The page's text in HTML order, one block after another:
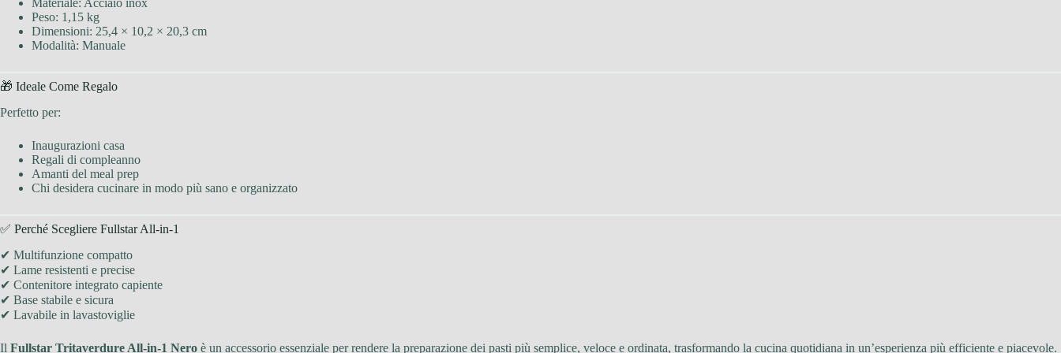
Peso: 1,15 kg
Dimensioni: 25,4 × 10,2 × 20,3 cm
Modalità: Manuale
🎁 Ideale Come Regalo
Perfetto per:
Inaugurazioni casa
Regali di compleanno
Amanti del meal prep
Chi desidera cucinare in modo più sano e organizzato
✅ Perché Scegliere Fullstar All-in-1
✔ Multifunzione compatto
✔ Lame resistenti e precise
✔ Contenitore integrato capiente
✔ Base stabile e sicura
✔ Lavabile in lavastoviglie
Il Fullstar Tritaverdure All-in-1 Nero è un accessorio essenziale per rendere la preparazione dei pasti più semplice, veloce e ordinata, trasformando la cucina quotidiana in un’esperienza più efficiente e piacevole.